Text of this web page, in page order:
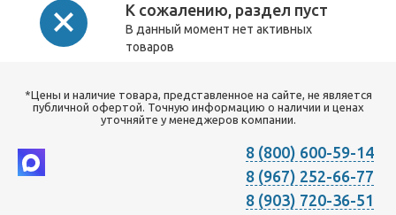
К сожалению, раздел пуст
В данный момент нет активных
товаров
*Цены и наличие товара, представленное на сайте, не является
публичной офертой. Точную информацию о наличии и ценах
уточняйте у менеджеров компании.
8 (800) 600-59-14
8 (967) 252-66-77
8 (903) 720-36-51